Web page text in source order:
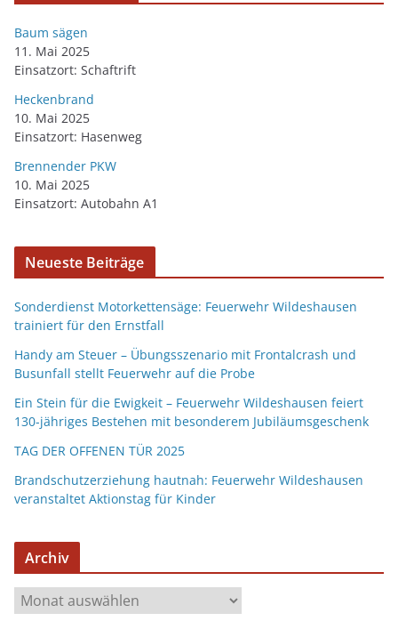
Baum sägen
11. Mai 2025
Einsatzort: Schaftrift
Heckenbrand
10. Mai 2025
Einsatzort: Hasenweg
Brennender PKW
10. Mai 2025
Einsatzort: Autobahn A1
Neueste Beiträge
Sonderdienst Motorkettensäge: Feuerwehr Wildeshausen
trainiert für den Ernstfall
Handy am Steuer – Übungsszenario mit Frontalcrash und
Busunfall stellt Feuerwehr auf die Probe
Ein Stein für die Ewigkeit – Feuerwehr Wildeshausen feiert
130-jähriges Bestehen mit besonderem Jubiläumsgeschenk
TAG DER OFFENEN TÜR 2025
Brandschutzerziehung hautnah: Feuerwehr Wildeshausen
veranstaltet Aktionstag für Kinder
Archiv